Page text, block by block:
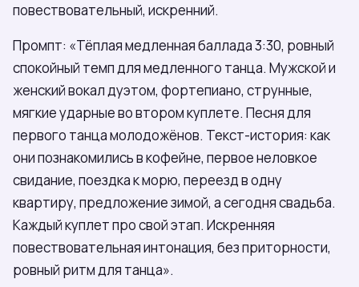
повествовательный, искренний.
Промпт: «Тёплая медленная баллада 3:30, ровный
спокойный темп для медленного танца. Мужской и
женский вокал дуэтом, фортепиано, струнные,
мягкие ударные во втором куплете. Песня для
первого танца молодожёнов. Текст-история: как
они познакомились в кофейне, первое неловкое
свидание, поездка к морю, переезд в одну
квартиру, предложение зимой, а сегодня свадьба.
Каждый куплет про свой этап. Искренняя
повествовательная интонация, без приторности,
ровный ритм для танца».